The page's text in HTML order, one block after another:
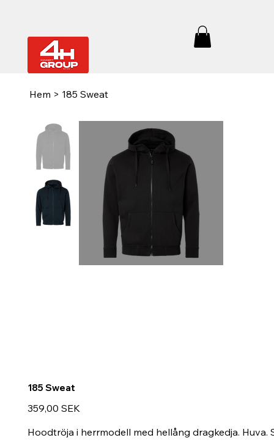
Hem > 185 Sweat
185 Sweat
Hinta
359,00 SEK
Hoodtröja i herrmodell med hellång dragkedja. Huva.